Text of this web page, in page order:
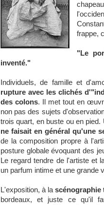
frappe,
"Le
inventé."
Individuels, de famille et
rupture avec les clichés
des colons. Il met tout en
non pas des sujets
trois quart, en buste ou en
ne faisait en général qu'une
de la composition propre à
posture globale évoquant des
Le regard tendre de l'artiste et
un parfum intime et une grande
L'exposition, à lascénographie
bordeaux, et juste ce qu'il